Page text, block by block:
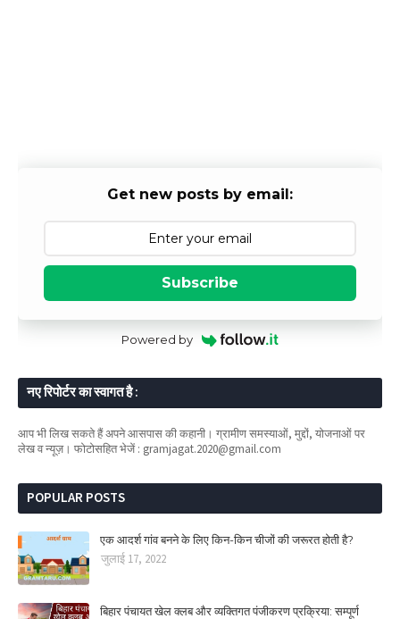
Get new posts by email:
Subscribe
Powered by
नए रिपोर्टर का स्वागत है :
आप भी लिख सकते हैं अपने आसपास की कहानी। ग्रामीण समस्याओं, मुद्दों, योजनाओं पर
लेख व न्यूज़। फोटोसहित भेजें : gramjagat.2020@gmail.com
POPULAR POSTS
एक आदर्श गांव बनने के लिए किन-किन चीजों की जरूरत होती है?
जुलाई 17, 2022
बिहार पंचायत खेल क्लब और व्यक्तिगत पंजीकरण प्रक्रिया: सम्पूर्ण